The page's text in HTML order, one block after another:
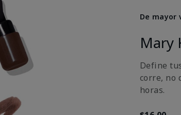
De mayor
Mary
Define
corre, no
horas.